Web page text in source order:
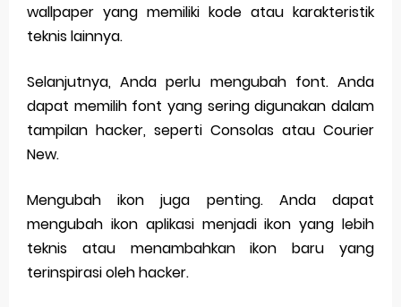
wallpaper yang memiliki kode atau karakteristik
teknis lainnya.
Selanjutnya, Anda perlu mengubah font. Anda
dapat memilih font yang sering digunakan dalam
tampilan hacker, seperti Consolas atau Courier
New.
Mengubah ikon juga penting. Anda dapat
mengubah ikon aplikasi menjadi ikon yang lebih
teknis atau menambahkan ikon baru yang
terinspirasi oleh hacker.